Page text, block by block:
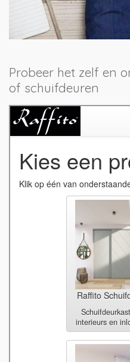
Probeer het zelf en
of schuifdeuren